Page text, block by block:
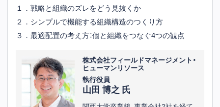
１．戦略と組織のズレをどう見抜くか
２．シンプルで機能する組織構造のつくり方
３．最適配置の考え方：個と組織をつなぐ4つの観点
株式会社フィールドマネージメント・
ヒューマンリソース
執行役員
山田 博之 氏